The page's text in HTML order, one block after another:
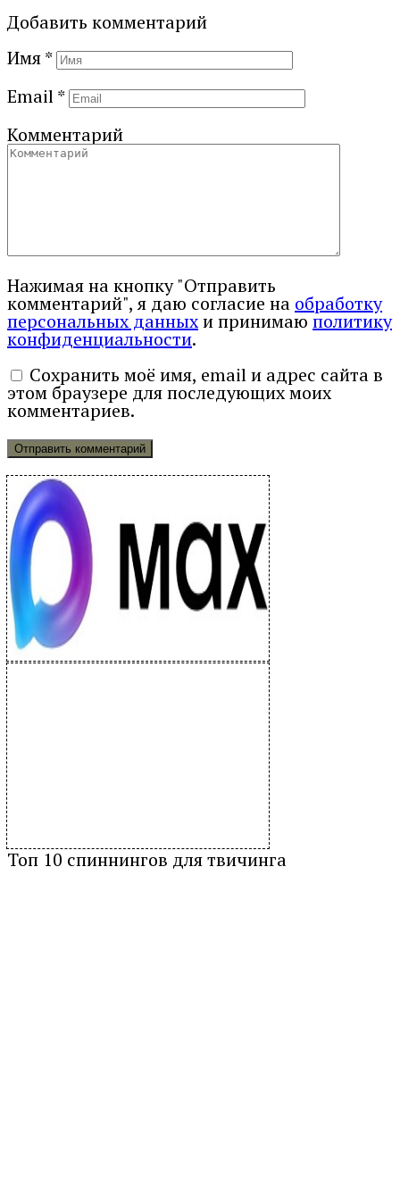
Добавить комментарий
Имя*
Email*
Комментарий
Нажимая на кнопку "Отправить
комментарий", я даю согласие на обработку
персональных данныхи принимаю политику
конфиденциальности.
Сохранить моё имя, email и адрес сайта в
этом браузере для последующих моих
комментариев.
Топ 10 спиннингов для твичинга